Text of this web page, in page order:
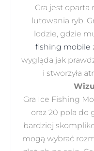
Gra jest oparta
lutowania ryb.
lodzie, gdzie
fishing mobile
wygląda jak
i stworzyła
Gra Ice Fishing
oraz 20 pola do
bardziej
mogą wybrać